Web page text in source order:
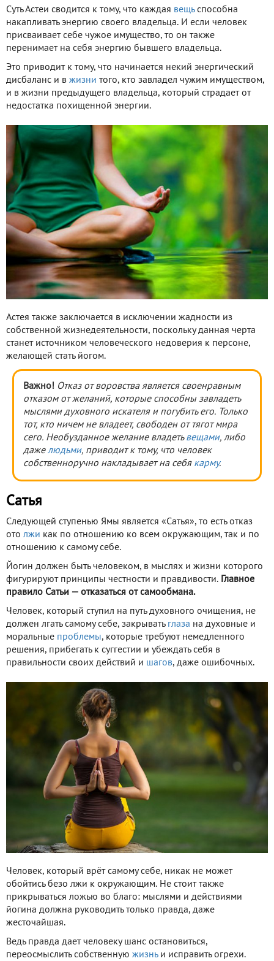
Суть Астеи сводится к тому, что каждая вещьспособна
накапливать энергию своего владельца. И если человек
присваивает себе чужое имущество, то он также
перенимает на себя энергию бывшего владельца.
Это приводит к тому, что начинается некий энергический
дисбаланс и в жизни того, кто завладел чужим имуществом,
и в жизни предыдущего владельца, который страдает от
недостатка похищенной энергии.
Астея также заключается в исключении жадности из
собственной жизнедеятельности, поскольку данная черта
станет источником человеческого недоверия к персоне,
желающей стать йогом.
Важно! Отказ от воровства является своенравным
отказом от желаний, которые способны завладеть
мыслями духовного искателя и погубить его. Только
тот, кто ничем не владеет, свободен от тягот мира
сего. Необузданное желание владеть вещами, либо
даже людьми, приводит к тому, что человек
собственноручно накладывает на себя карму.
Сатья
Следующей ступенью Ямы является «Сатья», то есть отказ
ото лжи как по отношению ко всем окружающим, так и по
отношению к самому себе.
Йогин должен быть человеком, в мыслях и жизни которого
фигурируют принципы честности и правдивости. Главное
правило Сатьи — отказаться от самообмана.
Человек, который ступил на путь духовного очищения, не
должен лгать самому себе, закрывать глаза на духовные и
моральные проблемы, которые требуют немедленного
решения, прибегать к суггестии и убеждать себя в
правильности своих действий и шагов, даже ошибочных.
Человек, который врёт самому себе, никак не может
обойтись безо лжи к окружающим. Не стоит также
прикрываться ложью во благо: мыслями и действиями
йогина должна руководить только правда, даже
жесточайшая.
Ведь правда дает человеку шанс остановиться,
переосмыслить собственную жизньи исправить огрехи.